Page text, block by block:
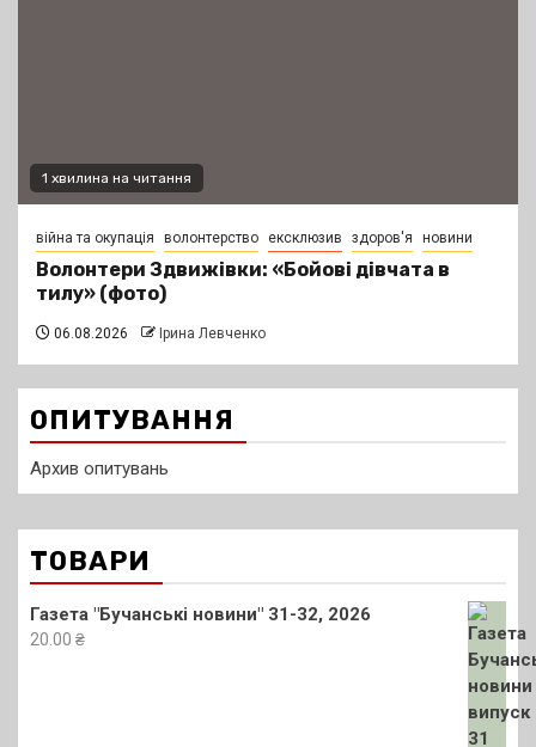
1 хвилина на читання
війна та окупація волонтерство ексклюзив здоров'я новини
Волонтери Здвижівки: «Бойові дівчата в
тилу» (фото)
06.08.2026 Ірина Левченко
ОПИТУВАННЯ
Архив опитувань
ТОВАРИ
Газета "Бучанські новини" 31-32, 2026
20.00 ₴